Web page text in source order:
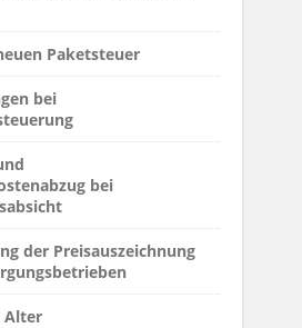
Paketsteuer
bei
bei
der Preisauszeichnung
Alter